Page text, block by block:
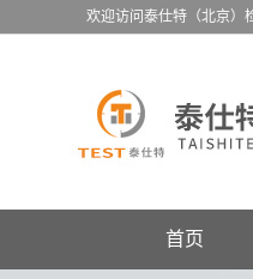
欢迎访问泰仕特（北京）
首页